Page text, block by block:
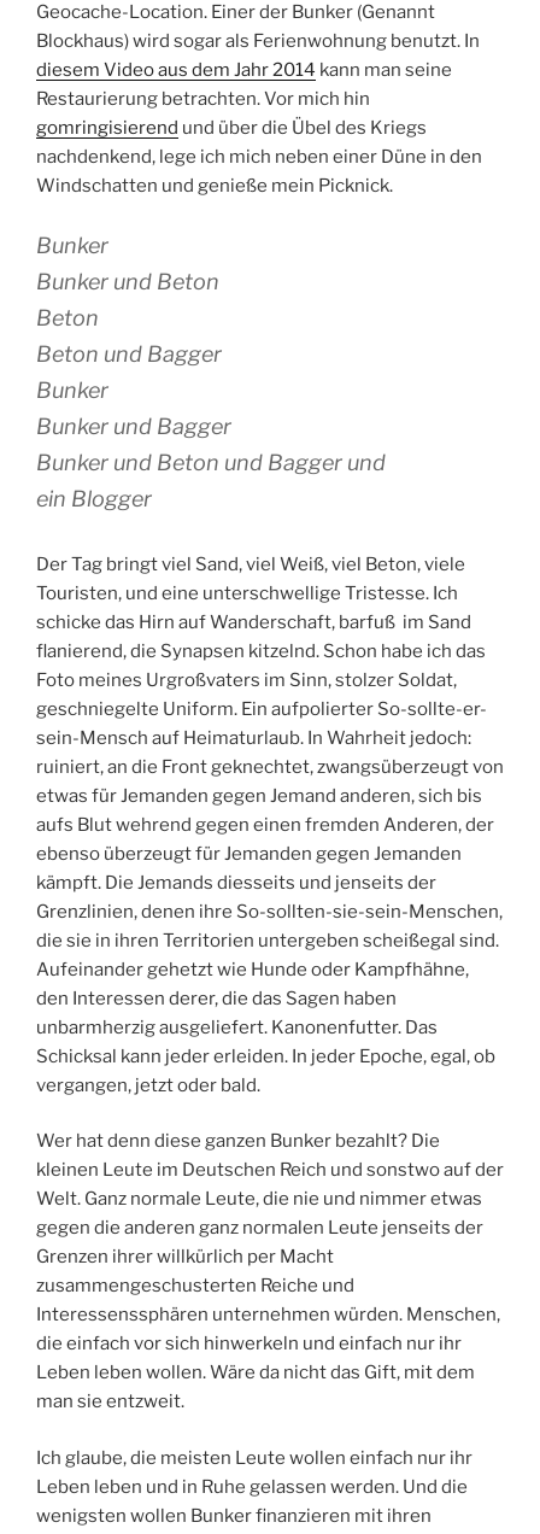
Geocache-Location. Einer der Bunker (Genannt
Blockhaus) wird sogar als Ferienwohnung benutzt. In
diesem Video aus dem Jahr 2014 kann man seine
Restaurierung betrachten. Vor mich hin
gomringisierend und über die Übel des Kriegs
nachdenkend, lege ich mich neben einer Düne in den
Windschatten und genieße mein Picknick.
Bunker
Bunker und Beton
Beton
Beton und Bagger
Bunker
Bunker und Bagger
Bunker und Beton und Bagger und
ein Blogger
Der Tag bringt viel Sand, viel Weiß, viel Beton, viele
Touristen, und eine unterschwellige Tristesse. Ich
schicke das Hirn auf Wanderschaft, barfuß im Sand
flanierend, die Synapsen kitzelnd. Schon habe ich das
Foto meines Urgroßvaters im Sinn, stolzer Soldat,
geschniegelte Uniform. Ein aufpolierter So-sollte-er-
sein-Mensch auf Heimaturlaub. In Wahrheit jedoch:
ruiniert, an die Front geknechtet, zwangsüberzeugt von
etwas für Jemanden gegen Jemand anderen, sich bis
aufs Blut wehrend gegen einen fremden Anderen, der
ebenso überzeugt für Jemanden gegen Jemanden
kämpft. Die Jemands diesseits und jenseits der
Grenzlinien, denen ihre So-sollten-sie-sein-Menschen,
die sie in ihren Territorien untergeben scheißegal sind.
Aufeinander gehetzt wie Hunde oder Kampfhähne,
den Interessen derer, die das Sagen haben
unbarmherzig ausgeliefert. Kanonenfutter. Das
Schicksal kann jeder erleiden. In jeder Epoche, egal, ob
vergangen, jetzt oder bald.
Wer hat denn diese ganzen Bunker bezahlt? Die
kleinen Leute im Deutschen Reich und sonstwo auf der
Welt. Ganz normale Leute, die nie und nimmer etwas
gegen die anderen ganz normalen Leute jenseits der
Grenzen ihrer willkürlich per Macht
zusammengeschusterten Reiche und
Interessenssphären unternehmen würden. Menschen,
die einfach vor sich hinwerkeln und einfach nur ihr
Leben leben wollen. Wäre da nicht das Gift, mit dem
man sie entzweit.
Ich glaube, die meisten Leute wollen einfach nur ihr
Leben leben und in Ruhe gelassen werden. Und die
wenigsten wollen Bunker finanzieren mit ihren